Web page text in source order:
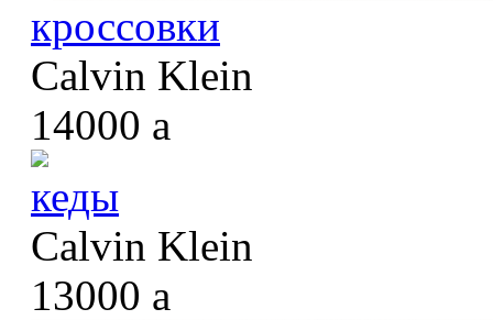
кроссовки
Calvin Klein
14000 a
кеды
Calvin Klein
13000 a